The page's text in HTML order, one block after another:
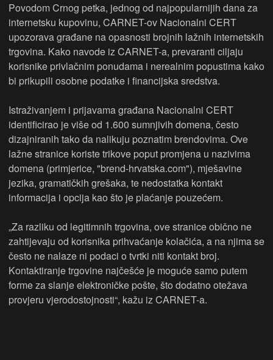
Povodom Crnog petka, jednog od najpopularnijih dana za
internetsku kupovinu, CARNET-ov Nacionalni CERT
upozorava građane na opasnosti brojnih lažnih internetskih
trgovina. Kako navode iz CARNET-a, prevaranti ciljaju
korisnike privlačnim ponudama i nerealnim popustima kako
bi prikupili osobne podatke i financijska sredstva.
Istraživanjem i prijavama građana Nacionalni CERT
identificirao je više od 1.600 sumnjivih domena, često
dizajniranih tako da nalikuju poznatim brendovima. Ove
lažne stranice koriste trikove poput promjena u nazivima
domena (primjerice, "brend-hrvatska.com"), mješavine
jezika, gramatičkih grešaka, te nedostatka kontakt
informacija i opcija kao što je plaćanje pouzećem.
„Za razliku od legitimnih trgovina, ove stranice obično ne
zahtijevaju od korisnika prihvaćanje kolačića, a na njima se
često ne nalaze ni podaci o tvrtki niti kontakt broj.
Kontaktiranje trgovine najčešće je moguće samo putem
forme za slanje elektroničke pošte, što dodatno otežava
provjeru vjerodostojnosti“, kažu iz CARNET-a.